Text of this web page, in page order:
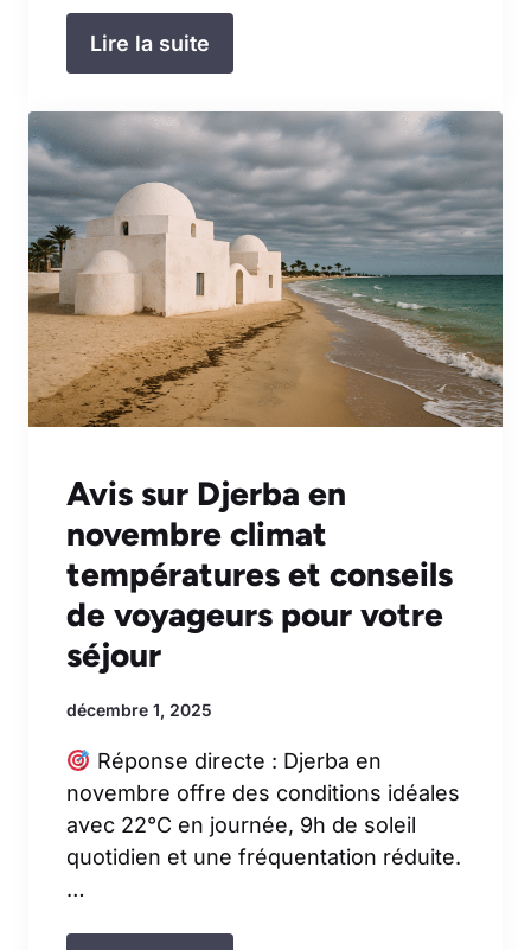
Lire la suite
Avis sur Djerba en
novembre climat
températures et conseils
de voyageurs pour votre
séjour
décembre 1, 2025
Réponse directe : Djerba en
novembre offre des conditions idéales
avec 22°C en journée, 9h de soleil
quotidien et une fréquentation réduite.
…